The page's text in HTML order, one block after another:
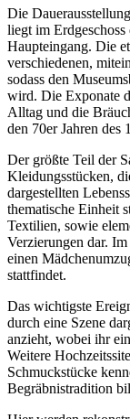
Die
liegt im
Haupteingang. Die
verschiedenen,
sodass den
wird. Die Exponate
Alltag und die
den 70er Jahren des
Der größte Teil der
Kleidungsstücken,
dargestellten
thematische Einheit
Textilien, sowie
Verzierungen dar.
einen
stattfindet.
Das wichtigste
durch eine Szene
anzieht, wobei ihr
Weitere
Schmuckstücke
Begräbnistradition